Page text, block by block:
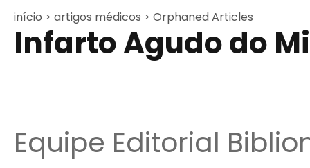
início > artigos médicos > Orphaned Articles
Infarto Agudo do
Equipe Editorial